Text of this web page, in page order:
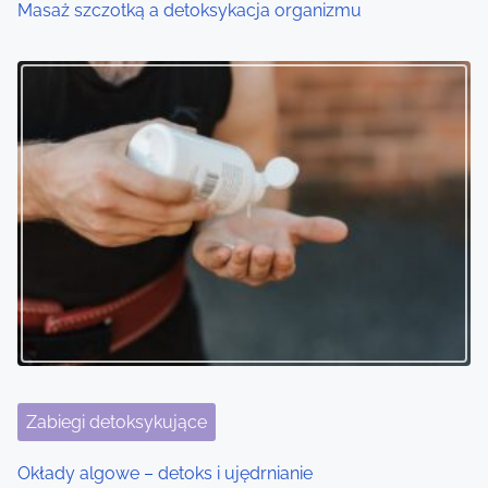
Masaż szczotką a detoksykacja organizmu
Zabiegi detoksykujące
Okłady algowe – detoks i ujędrnianie